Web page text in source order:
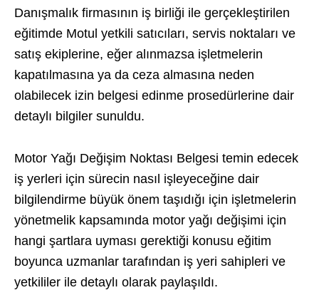
Danışmalık firmasının iş birliği ile gerçekleştirilen
eğitimde Motul yetkili satıcıları, servis noktaları ve
satış ekiplerine, eğer alınmazsa işletmelerin
kapatılmasına ya da ceza almasına neden
olabilecek izin belgesi edinme prosedürlerine dair
detaylı bilgiler sunuldu.
Motor Yağı Değişim Noktası Belgesi temin edecek
iş yerleri için sürecin nasıl işleyeceğine dair
bilgilendirme büyük önem taşıdığı için işletmelerin
yönetmelik kapsamında motor yağı değişimi için
hangi şartlara uyması gerektiği konusu eğitim
boyunca uzmanlar tarafından iş yeri sahipleri ve
yetkililer ile detaylı olarak paylaşıldı.